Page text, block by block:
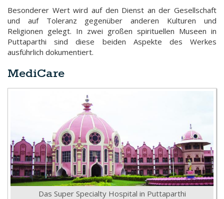
Besonderer Wert wird auf den Dienst an der Gesellschaft
und auf Toleranz gegenüber anderen Kulturen und
Religionen gelegt. In zwei großen spirituellen Museen in
Puttaparthi sind diese beiden Aspekte des Werkes
ausführlich dokumentiert.
MediCare
Das Super Specialty Hospital in Puttaparthi